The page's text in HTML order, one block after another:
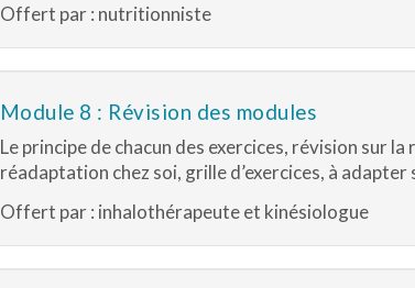
Offert par : nutritionniste
Module 8 : Révision des modules
Le principe de chacun des exercices, révision sur
réadaptation chez soi, grille d’exercices, à adapter
Offert par : inhalothérapeute et kinésiologue